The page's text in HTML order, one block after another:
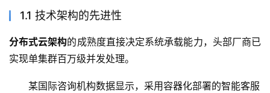
1.1 技术架构的先进性
分布式云架构的成熟度直接决定系统承载能力，头部厂商已
实现单集群百万级并发处理。
某国际咨询机构数据显示，采用容器化部署的智能客服